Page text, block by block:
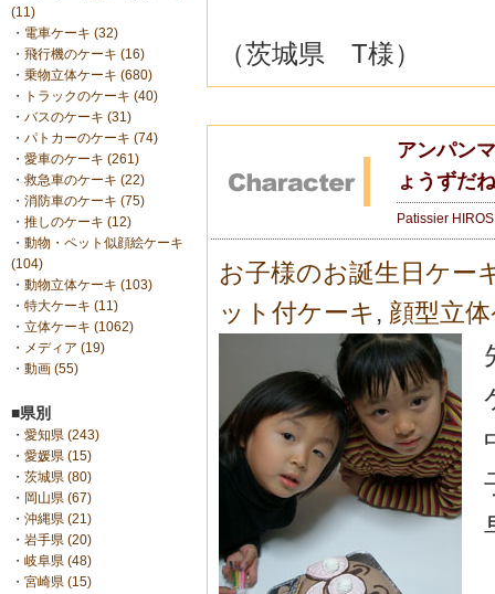
(11)
・ 電車ケーキ (32)
・ 飛行機のケーキ (16)
・ 乗物立体ケーキ (680)
・
トラックのケーキ (40)
・ バスのケーキ (31)
・ パトカーのケーキ (74)
・ 愛車のケーキ (261)
・ 救急車のケーキ (22)
・ 消防車のケーキ (75)
・ 推しのケーキ (12)
・ 動物・ペット似顔絵ケーキ
(104)
・ 動物立体ケーキ (103)
・ 特大ケーキ (11)
・ 立体ケーキ (1062)
・ メディア (19)
・ 動画 (55)
■県別
・ 愛知県 (243)
・ 愛媛県 (15)
・ 茨城県 (80)
・ 岡山県 (67)
・ 沖縄県 (21)
・ 岩手県 (20)
・ 岐阜県 (48)
・ 宮崎県 (15)
（茨城県 T様）
アンパン
ょうずだ
Patissier
お子様のお誕生日ケー
ット付ケーキ , 顔型立